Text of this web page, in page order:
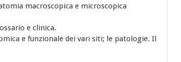
macroscopica e microscopica
e clinica.
e funzionale dei vari siti; le patologie. Il